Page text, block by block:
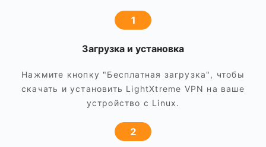
1
Загрузка и установка
Нажмите кнопку "Бесплатная загрузка", чтобы
скачать и установить LightXtreme VPN на ваше
устройство с Linux.
2